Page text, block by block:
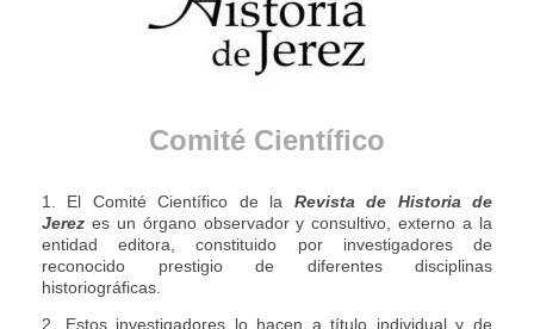
Comité Científico
1. El Comité Científico de la Revista de Historia de
Jerez es un órgano observador y consultivo, externo a la
entidad editora, constituido por investigadores de
reconocido prestigio de diferentes disciplinas
historiográficas.
2. Estos investigadores lo hacen a título individual y de